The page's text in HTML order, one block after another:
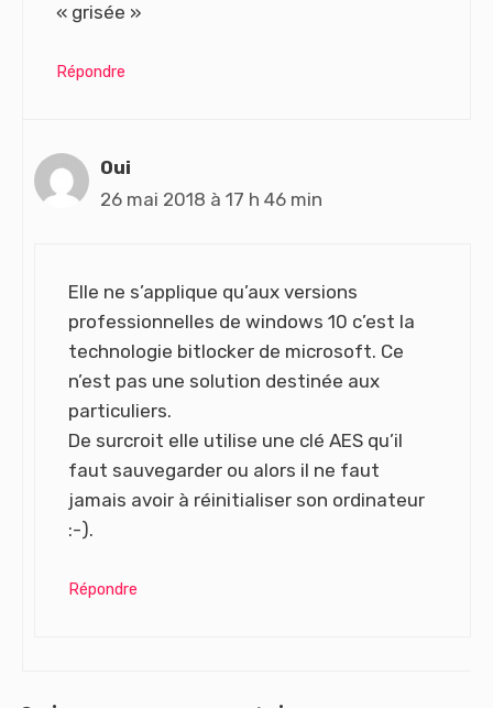
« grisée »
Répondre
Oui
26 mai 2018 à 17 h 46 min
Elle ne s’applique qu’aux versions
professionnelles de windows 10 c’est la
technologie bitlocker de microsoft. Ce
n’est pas une solution destinée aux
particuliers.
De surcroit elle utilise une clé AES qu’il
faut sauvegarder ou alors il ne faut
jamais avoir à réinitialiser son ordinateur
:-).
Répondre